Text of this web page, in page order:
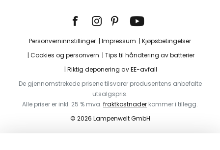
Personverninnstillinger Impressum
Kjøpsbetingelser
Cookies og personvern
Tips til håndtering av batterier
Riktig deponering av EE-avfall
De gjennomstrekede prisene tilsvarer produsentens anbefalte
utsalgspris.
Alle priser er inkl. 25 % mva. fraktkostnader kommer i tillegg.
© 2026 Lampenwelt GmbH